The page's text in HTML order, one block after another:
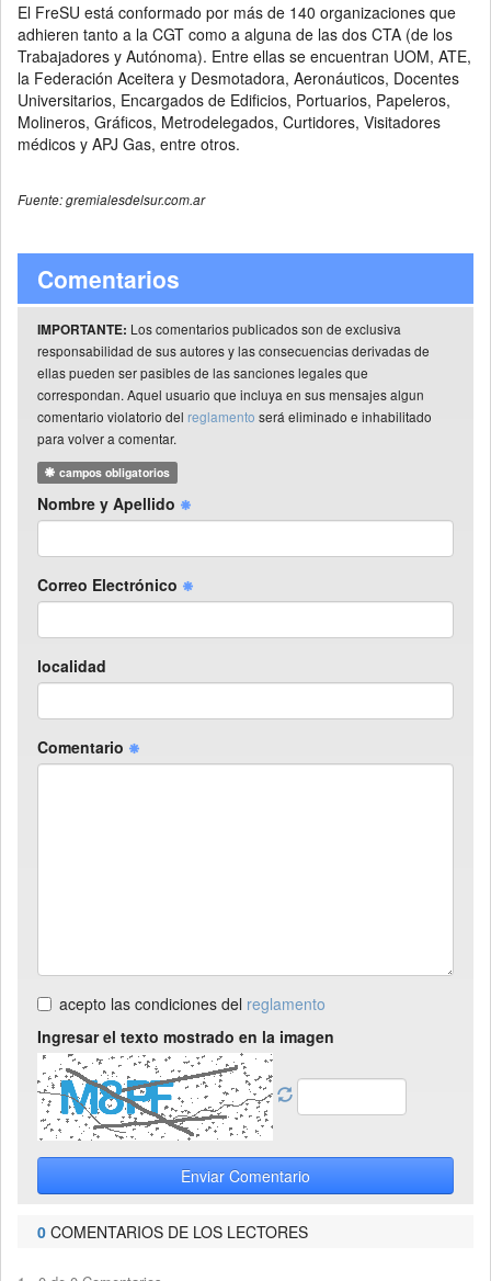
El FreSU está conformado por más de 140 organizaciones que
adhieren tanto a la CGT como a alguna de las dos CTA (de los
Trabajadores y Autónoma). Entre ellas se encuentran UOM, ATE,
la Federación Aceitera y Desmotadora, Aeronáuticos, Docentes
Universitarios, Encargados de Edificios, Portuarios, Papeleros,
Molineros, Gráficos, Metrodelegados, Curtidores, Visitadores
médicos y APJ Gas, entre otros.
Fuente: gremialesdelsur.com.ar
Comentarios
IMPORTANTE: Los comentarios publicados son de exclusiva
responsabilidad de sus autores y las consecuencias derivadas de
ellas pueden ser pasibles de las sanciones legales que
correspondan. Aquel usuario que incluya en sus mensajes algun
comentario violatorio del reglamento será eliminado e inhabilitado
para volver a comentar.
campos obligatorios
Nombre y Apellido
Correo Electrónico
localidad
Comentario
acepto las condiciones del reglamento
Ingresar el texto mostrado en la imagen
Enviar Comentario
0 COMENTARIOS DE LOS LECTORES